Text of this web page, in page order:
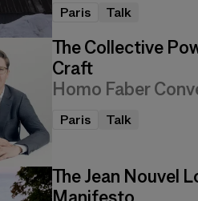
Paris Talk
The Collective
Craft
Homo Faber
Paris Talk
The Jean Nouvel